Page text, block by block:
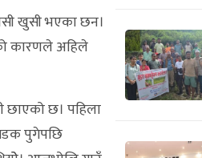
खुसी भएका छन।
कारणले अहिले
छाएको छ। पहिला
पुगेपछि